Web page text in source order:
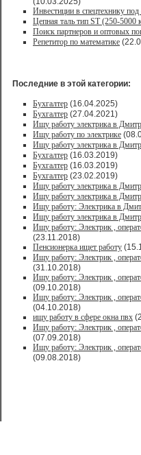
Инвестиции в спецтехнику
Цепная таль тип ST (250-5000
Поиск партнеров и оптовых
Репетитор по математике
Последние в этой категории:
Бухгалтер (16.04.2025)
Бухгалтер (27.04.2021)
Ищу работу электрика в
Ищу работу по электрике
Ищу работу электрика в
Бухгалтер (16.03.2019)
Бухгалтер (16.03.2019)
Бухгалтер (23.02.2019)
Ищу работу электрика в
Ищу работу электрика в
Ищу работу: Электрика в
Ищу работу электрика в
Ищу работу: Электрик ,
(23.11.2018)
Пенсионерка ищет работу
Ищу работу: Электрик ,
(31.10.2018)
Ищу работу: Электрик ,
(09.10.2018)
Ищу работу: Электрик ,
(04.10.2018)
ищу работу в сфере окна пвх
Ищу работу: Электрик ,
(07.09.2018)
Ищу работу: Электрик ,
(09.08.2018)